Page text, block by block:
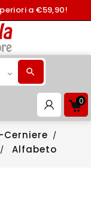
a €59,90!
0
Alfabeto